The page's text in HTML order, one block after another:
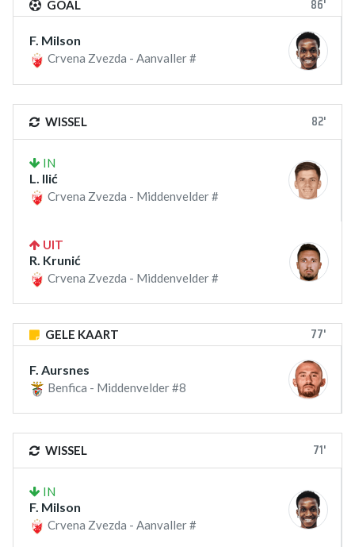
GOAL 86'
F. Milson
Crvena Zvezda - Aanvaller #
WISSEL 82'
IN
L. Ilić
Crvena Zvezda - Middenvelder #
UIT
R. Krunić
Crvena Zvezda - Middenvelder #
GELE KAART 77'
F. Aursnes
Benfica - Middenvelder #8
WISSEL 71'
IN
F. Milson
Crvena Zvezda - Aanvaller #